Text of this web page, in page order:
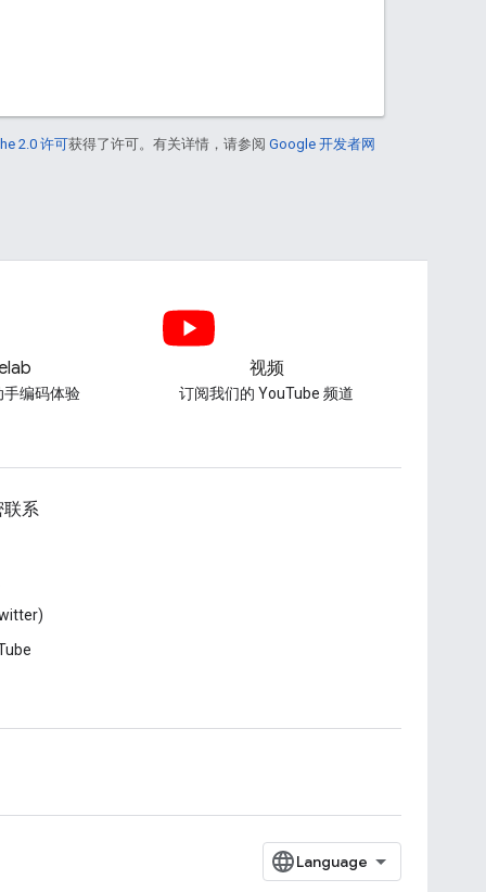
2.0 许可获得了许可。有关详情，请参阅 Google 开发者网
手编码体验
视频
订阅我们的 YouTube 频道
联系